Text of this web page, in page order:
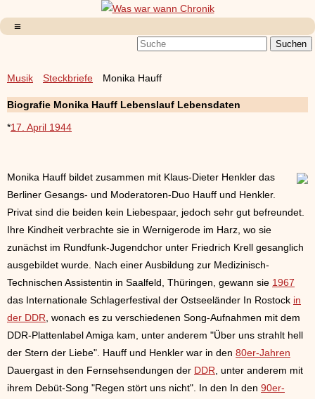
Musik Steckbriefe Monika Hauff
Biografie Monika Hauff Lebenslauf Lebensdaten
*17. April 1944
Monika Hauff bildet zusammen mit Klaus-Dieter Henkler das
Berliner Gesangs- und Moderatoren-Duo Hauff und Henkler.
Privat sind die beiden kein Liebespaar, jedoch sehr gut befreundet.
Ihre Kindheit verbrachte sie in Wernigerode im Harz, wo sie
zunächst im Rundfunk-Jugendchor unter Friedrich Krell gesanglich
ausgebildet wurde. Nach einer Ausbildung zur Medizinisch-
Technischen Assistentin in Saalfeld, Thüringen, gewann sie 1967
das Internationale Schlagerfestival der Ostseeländer In Rostock in
der DDR, wonach es zu verschiedenen Song-Aufnahmen mit dem
DDR-Plattenlabel Amiga kam, unter anderem "Über uns strahlt hell
der Stern der Liebe". Hauff und Henkler war in den 80er-Jahren
Dauergast in den Fernsehsendungen der DDR, unter anderem mit
ihrem Debüt-Song "Regen stört uns nicht". In den In den 90er-